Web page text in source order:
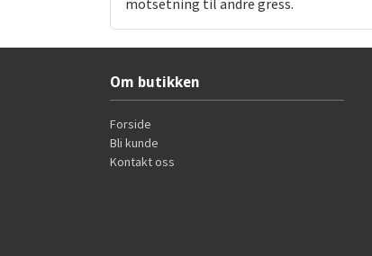
motsetning til andre gress.
Om butikken
Forside
Bli kunde
Kontakt oss